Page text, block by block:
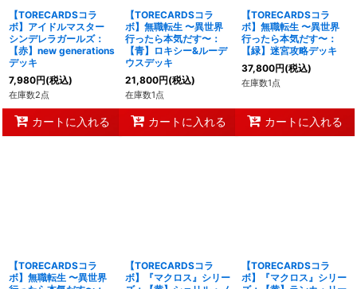
【TORECARDSコラ
ボ】アイドルマスター
シンデレラガールズ：
【赤】new generations
デッキ
7,980円(税込)
在庫数2点
カートに入れる
【TORECARDSコラ
ボ】無職転生 〜異世界
行ったら本気だす〜：
【青】ロキシー&ルーデ
ウスデッキ
21,800円(税込)
在庫数1点
カートに入れる
【TORECARDSコラ
ボ】無職転生 〜異世界
行ったら本気だす〜：
【緑】迷宮攻略デッキ
37,800円(税込)
在庫数1点
カートに入れる
【TORECARDSコラ
ボ】無職転生 〜異世界
【TORECARDSコラ
ボ】『マクロス』シリー
【TORECARDSコラ
ボ】『マクロス』シリー